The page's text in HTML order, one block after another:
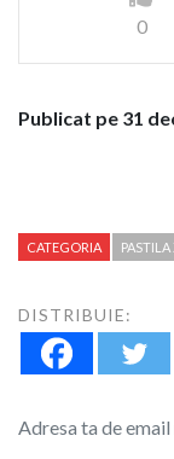
0
Publicat pe 31
CATEGORIA PASTILA
DISTRIBUIE:
Adresa ta de